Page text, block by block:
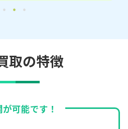
取の特徴
可能です！